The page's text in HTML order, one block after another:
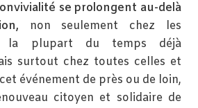
se prolongent au-delà
non seulement chez les
la plupart du temps déjà
surtout chez toutes celles et
événement de près ou de loin,
citoyen et solidaire de